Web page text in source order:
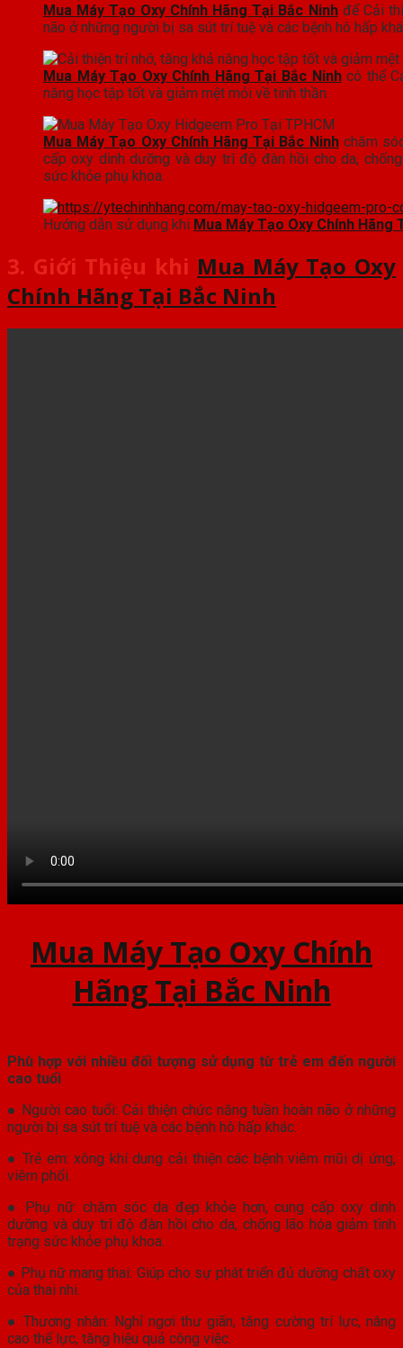
Mua Máy Tạo Oxy Chính Hãng Tại Bắc Ninhđể Cải
não ở những người bị sa sút trí tuệ và các bệnh hô hấp
Mua Máy Tạo Oxy Chính Hãng Tại Bắc Ninhcó thể
năng học tập tốt và giảm mệt mỏi về tinh thần.
Mua Máy Tạo Oxy Chính Hãng Tại Bắc Ninhchăm
cấp oxy dinh dưỡng và duy trì độ đàn hồi cho da,
sức khỏe phụ khoa.
Hướng dẫn sử dụng khi Mua Máy Tạo Oxy Chính Hãng
3. Giới Thiệu khi Mua Máy Tạo Oxy
Chính Hãng Tại Bắc Ninh
Mua Máy Tạo Oxy Chính
Hãng Tại Bắc Ninh
Phù hợp với nhiều đối tượng sử dụng từ trẻ em đến người
cao tuổi
● Người cao tuổi: Cải thiện chức năng tuần hoàn não ở những
người bị sa sút trí tuệ và các bệnh hô hấp khác.
● Trẻ em: xông khí dung cải thiện các bệnh viêm mũi dị ứng,
viêm phổi.
● Phụ nữ: chăm sóc da đẹp khỏe hơn, cung cấp oxy dinh
dưỡng và duy trì độ đàn hồi cho da, chống lão hóa giảm tình
trạng sức khỏe phụ khoa.
● Phụ nữ mang thai: Giúp cho sự phát triển đủ dưỡng chất oxy
của thai nhi.
● Thương nhân: Nghỉ ngơi thư giãn, tăng cường trí lực, nâng
cao thể lực, tăng hiệu quả công việc.